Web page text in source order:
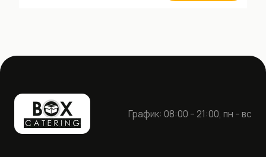
График: 08:00 – 21:00, пн – вс